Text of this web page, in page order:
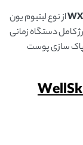
از نوع لیتیوم یون
دارد. شارژ کامل دستگاه زمانی
حالی که تا 30 روز آماده پاک سازی پوست